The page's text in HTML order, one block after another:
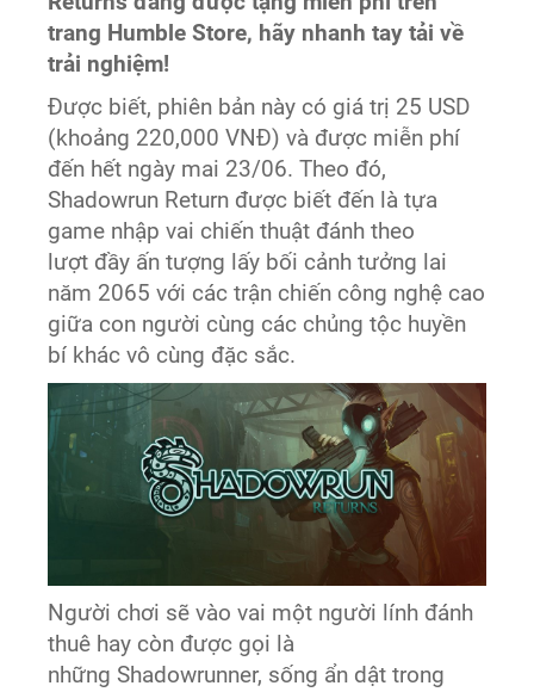
trang Humble Store, hãy nhanh tay tải về
trải nghiệm!
Được biết, phiên bản này có giá trị 25 USD
(khoảng 220,000 VNĐ) và được miễn phí
đến hết ngày mai 23/06. Theo đó,
Shadowrun Return được biết đến là tựa
game nhập vai chiến thuật đánh theo
lượt đầy ấn tượng lấy bối cảnh tưởng lai
năm 2065 với các trận chiến công nghệ cao
giữa con người cùng các chủng tộc huyền
bí khác vô cùng đặc sắc.
Người chơi sẽ vào vai một người lính đánh
thuê hay còn được gọi là
những Shadowrunner, sống ẩn dật trong